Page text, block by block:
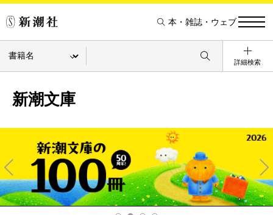
本・雑誌・ウェブ
詳細検索
新潮文庫
Pre
v
Ne
xt